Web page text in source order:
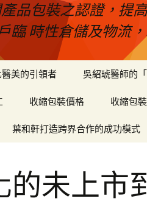
品包裝之認證，提
時性倉儲及物流
美的引領者 吳紹琥醫師的
收縮包裝價格 收縮包
葉和軒打造跨界合作的成功模式
的未上市